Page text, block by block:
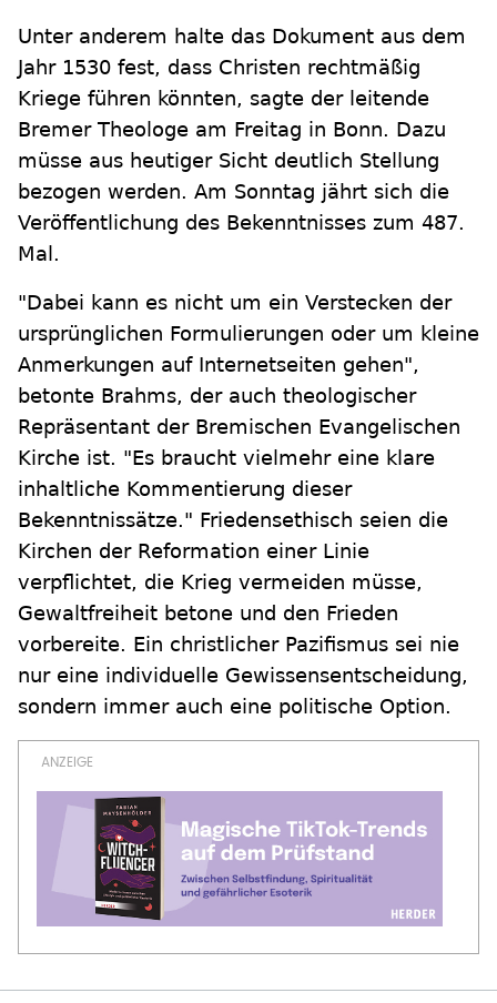
Unter anderem halte das Dokument aus dem
Jahr 1530 fest, dass Christen rechtmäßig
Kriege führen könnten, sagte der leitende
Bremer Theologe am Freitag in Bonn. Dazu
müsse aus heutiger Sicht deutlich Stellung
bezogen werden. Am Sonntag jährt sich die
Veröffentlichung des Bekenntnisses zum 487.
Mal.
"Dabei kann es nicht um ein Verstecken der
ursprünglichen Formulierungen oder um kleine
Anmerkungen auf Internetseiten gehen",
betonte Brahms, der auch theologischer
Repräsentant der Bremischen Evangelischen
Kirche ist. "Es braucht vielmehr eine klare
inhaltliche Kommentierung dieser
Bekenntnissätze." Friedensethisch seien die
Kirchen der Reformation einer Linie
verpflichtet, die Krieg vermeiden müsse,
Gewaltfreiheit betone und den Frieden
vorbereite. Ein christlicher Pazifismus sei nie
nur eine individuelle Gewissensentscheidung,
sondern immer auch eine politische Option.